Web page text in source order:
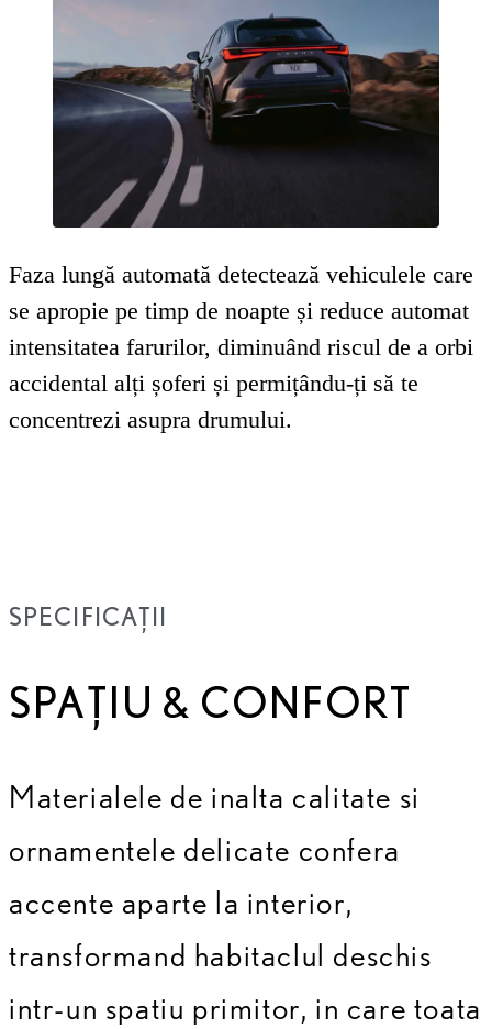
Faza lungă automată detectează vehiculele care
se apropie pe timp de noapte și reduce automat
intensitatea farurilor, diminuând riscul de a orbi
accidental alți șoferi și permițându-ți să te
concentrezi asupra drumului.
SPECIFICAȚII
SPAȚIU & CONFORT
Materialele de inalta calitate si
ornamentele delicate confera
accente aparte la interior,
transformand habitaclul deschis
intr-un spatiu primitor, in care toata